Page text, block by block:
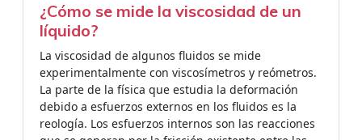
¿Cómo se mide la viscosidad de un
líquido?
La viscosidad de algunos fluidos se mide
experimentalmente con viscosímetros y reómetros.
La parte de la física que estudia la deformación
debido a esfuerzos externos en los fluidos es la
reología. Los esfuerzos internos son las reacciones